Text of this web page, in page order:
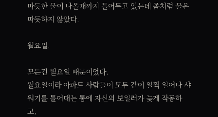
따듯한 물이 나올때까지 틀어두고 있는데 좀처럼 물은
따듯하지 않았다.
월요일.
모든건 월요일 때문이었다.
월요일이라 아파트 사람들이 모두 같이 일찍 일어나 샤
워기를 틀어대는 통에 자신의 보일러가 늦게 작동하
고,